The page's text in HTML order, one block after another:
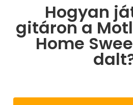
Hogyan
gitáron a
Home